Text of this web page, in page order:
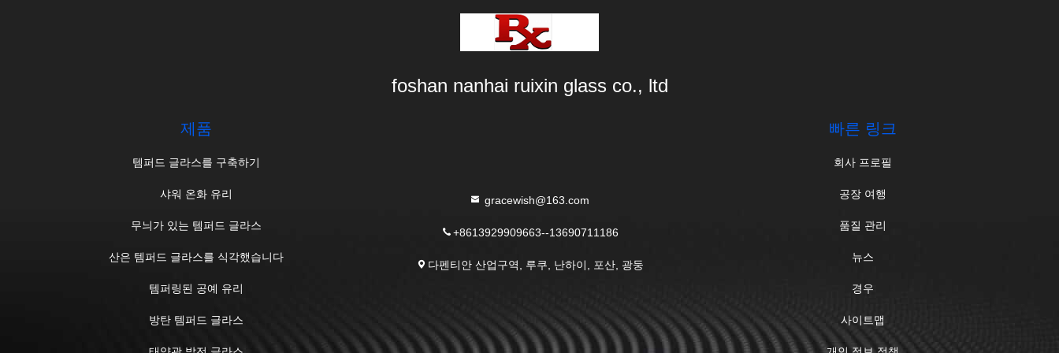
foshan nanhai ruixin glass co., ltd
제품
템퍼드 글라스를 구축하기
샤워 온화 유리
무늬가 있는 템퍼드 글라스
산은 템퍼드 글라스를 식각했습니다
템퍼링된 공예 유리
방탄 템퍼드 글라스
gracewish@163.com
+8613929909663--13690711186
다펜티안 산업구역, 루쿠, 난하이, 포산, 광둥
빠른 링크
회사 프로필
공장 여행
품질 관리
뉴스
경우
사이트맵